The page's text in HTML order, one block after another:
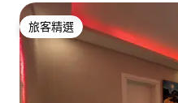
旅客精選
旅客精選